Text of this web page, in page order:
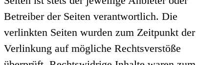
Betreiber der Seiten verantwortlich. Die
verlinkten Seiten wurden zum Zeitpunkt der
Verlinkung auf mögliche Rechtsverstöße